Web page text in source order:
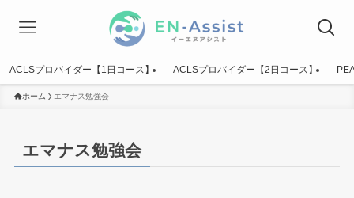
ACLSプロバイダー【1日コース】 ACLSプロバイダー【2日コース】
ホーム エマナス勉強会
エマナス勉強会